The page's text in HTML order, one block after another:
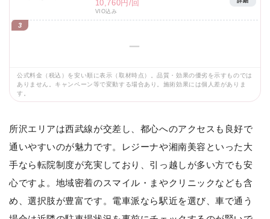
10,760円/回
VIO込み
3
ー
公式料金（税込）を安い順に表示（取材時点）。品質・効果の優劣を示すものでは
ありません。キャンペーン等で変動する場合あり。施術効果には個人差がありま
す。
所沢エリアは西武線が交差し、都心へのアクセスも良好で
通いやすいのが魅力です。レジーナや湘南美容といった大
手なら転院制度が充実しており、引っ越しが多い方でも安
心ですよ。地域密着のスマイル・まやクリニックなども含
め、選択肢が豊富です。電車派なら駅近を選び、車で通う